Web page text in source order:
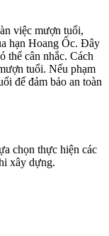
việc mượn tuổi,
hạn Hoang Ốc. Đây
thể cân nhắc. Cách
tuổi. Nếu phạm
để đảm bảo an toàn
chọn thực hiện các
xây dựng.